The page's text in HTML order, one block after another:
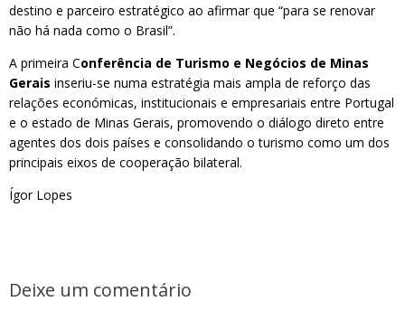
destino e parceiro estratégico ao afirmar que “para se renovar
não há nada como o Brasil”.
A primeira Conferência de Turismo e Negócios de Minas
Gerais inseriu-se numa estratégia mais ampla de reforço das
relações económicas, institucionais e empresariais entre Portugal
e o estado de Minas Gerais, promovendo o diálogo direto entre
agentes dos dois países e consolidando o turismo como um dos
principais eixos de cooperação bilateral.
Ígor Lopes
Deixe um comentário